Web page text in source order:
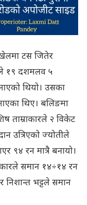
टस जितेर
१९ दशमलव ५
थियो। उसका
थिए। बलिङमा
ताम्राकारले २ विकेट
उत्रिएको ज्योतीले
९४ रन मात्रै बनायो।
समान १४÷१४ रन
भट्टले समान